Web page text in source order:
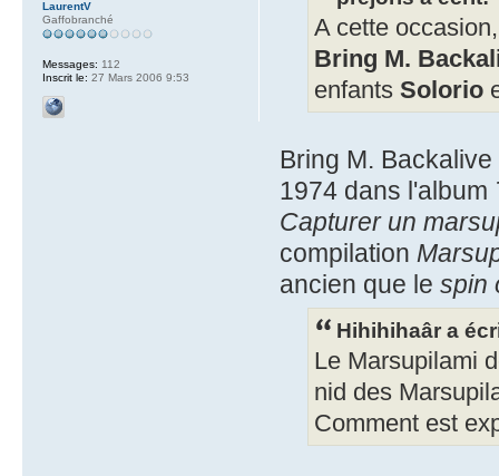
A cette
Bring M.
enfants Solorio
Bring M.
1974 dans l'album
Capturer un
compilation
ancien que le spin
Hihihihaâr a
Le Marsupilami
nid des
Comment est
LaurentV
Gaffobranché
Messages: 112
Inscrit le: 27 Mars 2006 9:53